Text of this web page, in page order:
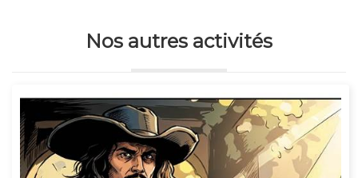
Nos autres activités